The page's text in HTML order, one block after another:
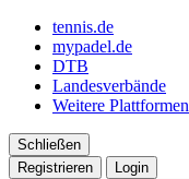
tennis.de
mypadel.de
DTB
Landesverbände
Weitere Plattformen
Schließen
Registrieren
Login